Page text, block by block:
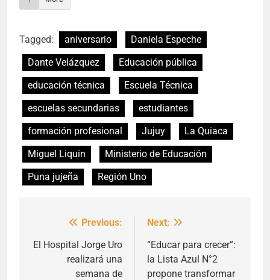
Tagged: aniversario
Daniela Espeche
Dante Velázquez
Educación pública
educación técnica
Escuela Técnica
escuelas secundarias
estudiantes
formación profesional
Jujuy
La Quiaca
Miguel Liquin
Ministerio de Educación
Puna jujeña
Región Uno
Navegación
de
entradas
Previous:
El Hospital Jorge Uro
realizará una
semana de
Next:
“Educar para crecer”:
la Lista Azul N°2
propone transformar